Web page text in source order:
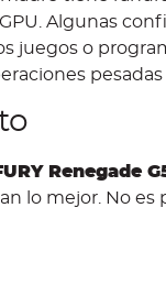
Algunas
juegos o
Renegade
lo mejor. No es